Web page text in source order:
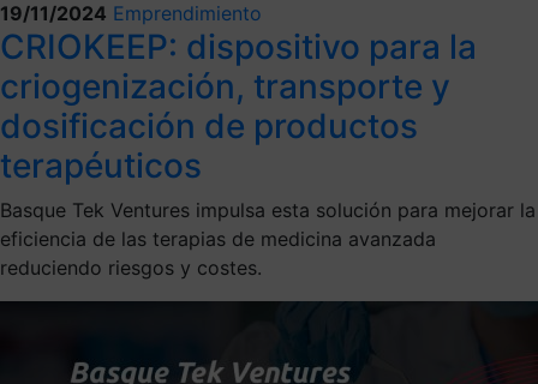
19/11/2024 Emprendimiento
CRIOKEEP: dispositivo para la
criogenización, transporte y
dosificación de productos
terapéuticos
Basque Tek Ventures impulsa esta solución para mejorar la
eficiencia de las terapias de medicina avanzada
reduciendo riesgos y costes.